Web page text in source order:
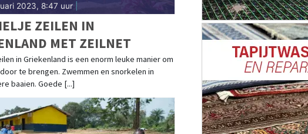
2023, 8:47 uur|
ZEILEN IN
MET ZEILNET
in Griekenland is een enorm leuke manier om
te brengen. Zwemmen en snorkelen in
baaien. Goede [...]